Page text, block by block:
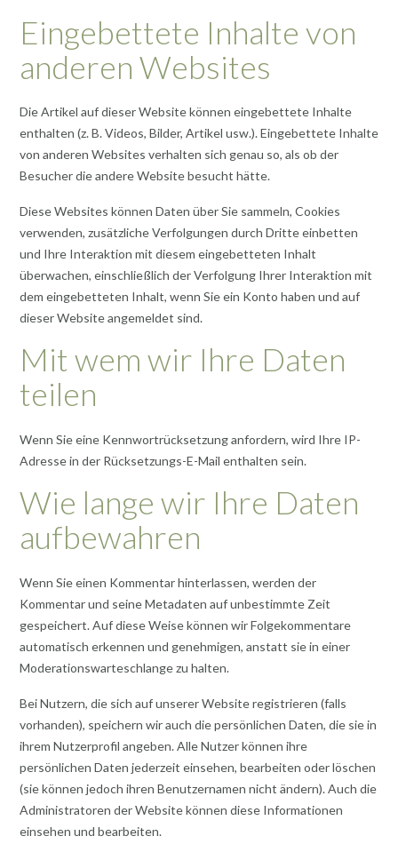
Eingebettete Inhalte von
anderen Websites
Die Artikel auf dieser Website können eingebettete Inhalte
enthalten (z. B. Videos, Bilder, Artikel usw.). Eingebettete Inhalte
von anderen Websites verhalten sich genau so, als ob der
Besucher die andere Website besucht hätte.
Diese Websites können Daten über Sie sammeln, Cookies
verwenden, zusätzliche Verfolgungen durch Dritte einbetten
und Ihre Interaktion mit diesem eingebetteten Inhalt
überwachen, einschließlich der Verfolgung Ihrer Interaktion mit
dem eingebetteten Inhalt, wenn Sie ein Konto haben und auf
dieser Website angemeldet sind.
Mit wem wir Ihre Daten
teilen
Wenn Sie eine Kennwortrücksetzung anfordern, wird Ihre IP-
Adresse in der Rücksetzungs-E-Mail enthalten sein.
Wie lange wir Ihre Daten
aufbewahren
Wenn Sie einen Kommentar hinterlassen, werden der
Kommentar und seine Metadaten auf unbestimmte Zeit
gespeichert. Auf diese Weise können wir Folgekommentare
automatisch erkennen und genehmigen, anstatt sie in einer
Moderationswarteschlange zu halten.
Bei Nutzern, die sich auf unserer Website registrieren (falls
vorhanden), speichern wir auch die persönlichen Daten, die sie in
ihrem Nutzerprofil angeben. Alle Nutzer können ihre
persönlichen Daten jederzeit einsehen, bearbeiten oder löschen
(sie können jedoch ihren Benutzernamen nicht ändern). Auch die
Administratoren der Website können diese Informationen
einsehen und bearbeiten.